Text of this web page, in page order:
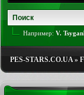
Например: V.
PES-STARS.CO.UA»